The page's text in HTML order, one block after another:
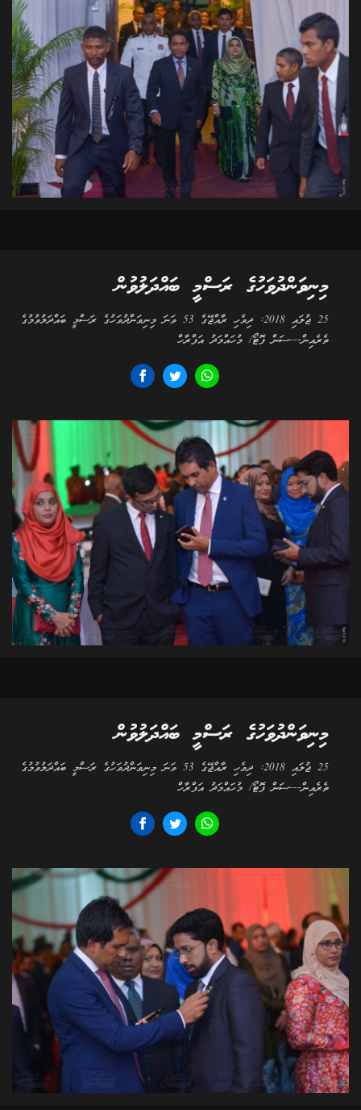
މިނިވަންދުވަހުގެ ރަސްމީ ބައްދަލުވުން
25 ޖުލައި 2018: ދިވެހި ރާއްޖޭގެ 53 ވަނަ މިނިވަންދުވަހުގެ ރަސްމީ ބައްދަލުވުމުގެ
ތެރެއިން---ސަން ފޮޓޯ/ މުހައްމަދު އަފްރާހް
މިނިވަންދުވަހުގެ ރަސްމީ ބައްދަލުވުން
25 ޖުލައި 2018: ދިވެހި ރާއްޖޭގެ 53 ވަނަ މިނިވަންދުވަހުގެ ރަސްމީ ބައްދަލުވުމުގެ
ތެރެއިން---ސަން ފޮޓޯ/ މުހައްމަދު އަފްރާހް